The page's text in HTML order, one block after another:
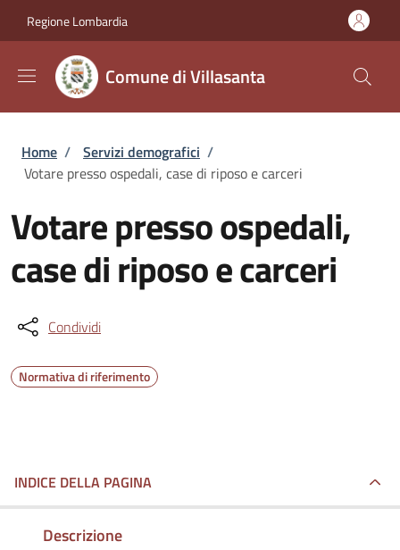
Regione Lombardia
Comune di Villasanta
Briciole di pane
Home / Servizi demografici /
Votare presso ospedali, case di riposo e carceri
Votare presso ospedali,
case di riposo e carceri
Condividi
Normativa di riferimento
INDICE DELLA PAGINA
Descrizione